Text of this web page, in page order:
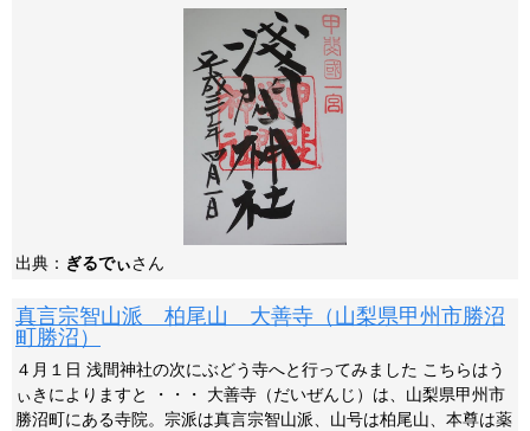
出典： ぎるでぃさん
真言宗智山派 柏尾山 大善寺（山梨県甲州市勝沼
町勝沼）
４月１日 浅間神社の次にぶどう寺へと行ってみました こちらはう
ぃきによりますと ・・・ 大善寺（だいぜんじ）は、山梨県甲州市
勝沼町にある寺院。宗派は真言宗智山派、山号は柏尾山、本尊は薬